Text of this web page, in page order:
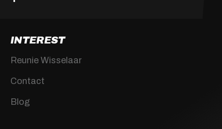
INTEREST
Reunie Wisselaar
Contact
Blog